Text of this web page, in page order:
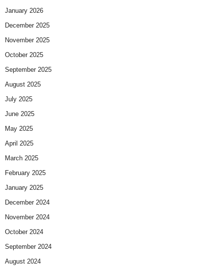
January 2026
December 2025
November 2025
October 2025
September 2025
August 2025
July 2025
June 2025
May 2025
April 2025
March 2025
February 2025
January 2025
December 2024
November 2024
October 2024
September 2024
August 2024